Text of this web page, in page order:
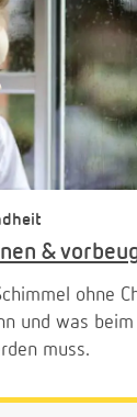
&
ohne
und was
muss.